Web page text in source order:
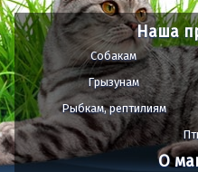
Наша
Собакам
Грызунам
Рыбкам, рептилиям
О